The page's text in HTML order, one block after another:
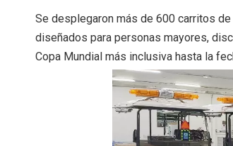
Se desplegaron más de 600 carritos
diseñados para personas mayores,
Copa Mundial más inclusiva hasta la